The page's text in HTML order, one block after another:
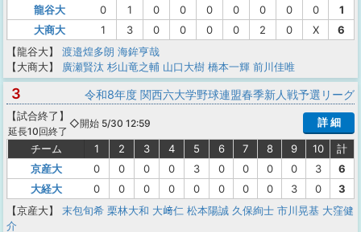
龍谷大
0 1 0 0 0 0 0 0 0
1
大商大
1 3 0 0 0 0 2 0 X
6
【龍谷大】
渡邉煌多朗 海鉾亨哉
【大商大】
廣瀬賢汰 杉山竜之輔 山口大樹 橋本一輝 前川佳唯
3 令和8年度 関西六大学野球連盟春季新人戦予選リーグ
【試合終了 】
延長10回終了
◇開始 5/30 12:59 詳 細
チーム 1 2 3 4 5 6 7 8 9 10
計
京産大
0 0 0 0 3 0 0 0 0 3
6
大経大
0 0 0 0 0 0 0 0 3 0
3
【京産大】
末包旬希 栗林大和 大﨑仁 松本陽誠 久保絢士 市川晃基 大窪健
介